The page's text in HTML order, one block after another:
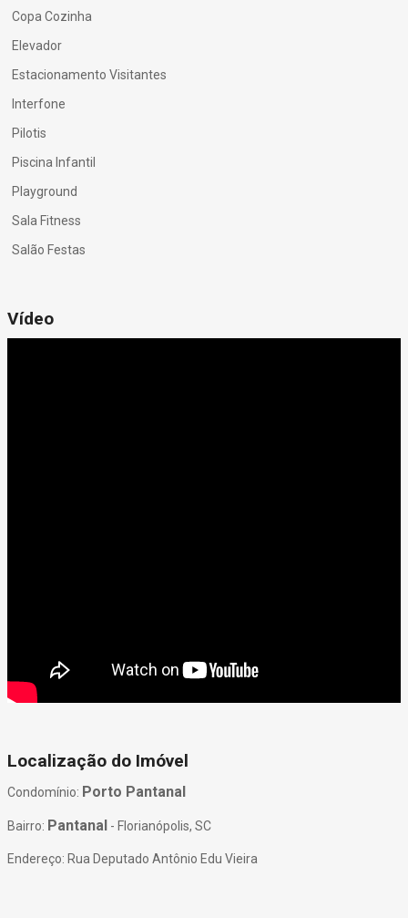
Copa Cozinha
Elevador
Estacionamento Visitantes
Interfone
Pilotis
Piscina Infantil
Playground
Sala Fitness
Salão Festas
Vídeo
Localização do Imóvel
Condomínio: Porto Pantanal
Bairro: Pantanal - Florianópolis, SC
Endereço: Rua Deputado Antônio Edu Vieira